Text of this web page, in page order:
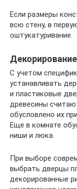
Если размеры
всю стену, в
оштукатуривание.
Декорирование
С учетом
устанавливать
и пластиковые
древесины
обусловлено их
Еще в комнате
ниши и люка.
При выборе
выбрать дверцы
декорированные